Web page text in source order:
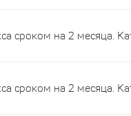
сроком на 2 месяца.
сроком на 2 месяца.